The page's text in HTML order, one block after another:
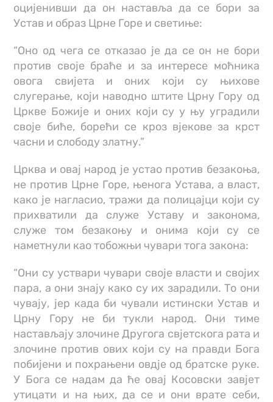
оцијенивши да он наставља да се бори за
Устав и образ Црне Горе и светиње:
“Оно од чега се отказао је да се он не бори
против своје браће и за интересе моћника
овога свијета и оних који су њихове
слугерање, који наводно штите Црну Гору од
Цркве Божије и оних који су у њу уградили
своје биће, борећи се кроз вјекове за крст
часни и слободу златну.”
Црква и овај народ је устао против безакоња,
не против Црне Горе, њенога Устава, а власт,
како је нагласио, тражи да полицајци који су
прихватили да служе Уставу и законома,
служе том безакоњу и онима који су се
наметнули као тобожњи чувари тога закона:
“Они су уствари чувари своје власти и својих
пара, а они знају како су их зарадили. То они
чувају, јер када би чували истински Устав и
Црну Гору не би тукли народ. Они тиме
настављају злочине Другога свјетскога рата и
злочине против ових који су на правди Бога
побијени и похрањени овдје од братске руке.
У Бога се надам да ће овај Косовски завјет
утицати и на њих, да се и они врате себи,